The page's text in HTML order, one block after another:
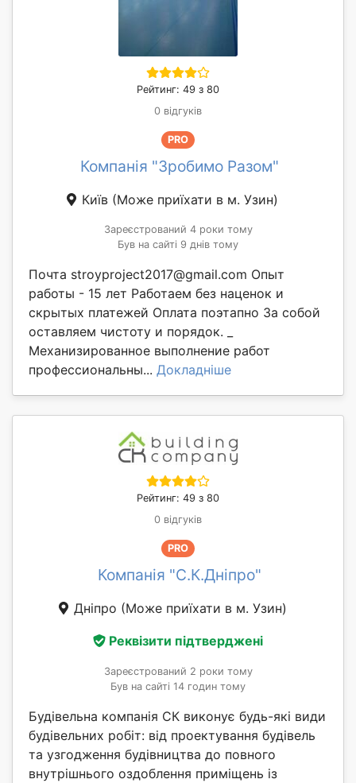
Рейтинг: 49 з 80
0 відгуків
PRO
Компанія "Зробимо Разом"
Київ (Може приїхати в м. Узин)
Зареєстрований 4 роки тому
Був на сайті 9 днів тому
Почта stroyproject2017@gmail.com Опыт
работы - 15 лет Работаем без наценок и
скрытых платежей Оплата поэтапно За собой
оставляем чистоту и порядок. _
Механизированное выполнение работ
профессиональны... Докладніше
Рейтинг: 49 з 80
0 відгуків
PRO
Компанія "С.К.Дніпро"
Дніпро (Може приїхати в м. Узин)
Реквізити підтверджені
Зареєстрований 2 роки тому
Був на сайті 14 годин тому
Будівельна компанія СК виконує будь-які види
будівельних робіт: від проектування будівель
та узгодження будівництва до повного
внутрішнього оздоблення приміщень із